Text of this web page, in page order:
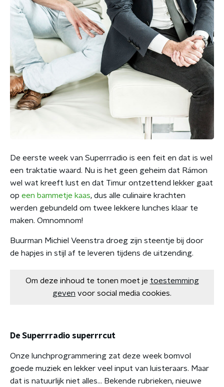
De eerste week van Superrradio is een feit en dat is wel
een traktatie waard. Nu is het geen geheim dat Rámon
wel wat kreeft lust en dat Timur ontzettend lekker gaat
op een bammetje kaas, dus alle culinaire krachten
werden gebundeld om twee lekkere lunches klaar te
maken. Omnomnom!
Buurman Michiel Veenstra droeg zijn steentje bij door
de hapjes in stijl af te leveren tijdens de uitzending.
Om deze inhoud te tonen moet je toestemming
geven voor social media cookies.
De Superrradio superrrcut
Onze lunchprogrammering zat deze week bomvol
goede muziek en lekker veel input van luisteraars. Maar
dat is natuurlijk niet alles... Bekende rubrieken, nieuwe